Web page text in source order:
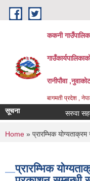
Skip to main content
ककनी
रानीपौवा
बागमती प्रदेश ,
सूचना सरुवा
You are
Home » प्रारम्भिक
प्रारम्भिक